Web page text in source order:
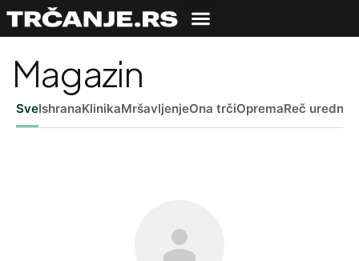
Magazin
SveIshranaKlinikaMršavljenjeOna trčiOpremaReč